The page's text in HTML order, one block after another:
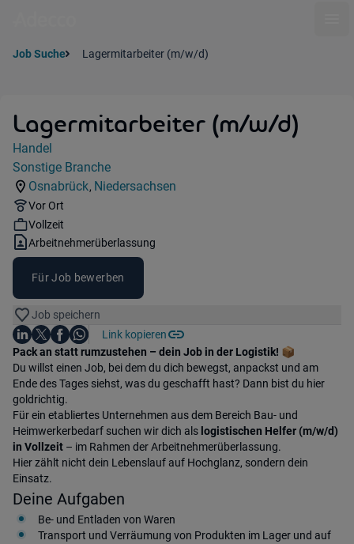
Job Suche Lagermitarbeiter (m/w/d)
Lagermitarbeiter (m/w/d)
Jobdetails
Kategorie:
Handel
Industry:
Sonstige Branche
Standorte:
Osnabrück,
Region:
Niedersachsen
Remote Option:
Vor Ort
Workhours:
Vollzeit
Vertragsart:
Arbeitnehmerüberlassung
Für Job bewerben
Job speichern
Teile diesen Job
Auf LinkedIn teilen
Auf X teilen
Auf Facebook teilen
Auf WhatsApp teilen
Link kopieren
Einleitung
Pack an statt rumzustehen – dein Job in der Logistik! 📦
Du willst einen Job, bei dem du dich bewegst, anpackst und am
Ende des Tages siehst, was du geschafft hast? Dann bist du hier
goldrichtig.
Für ein etabliertes Unternehmen aus dem Bereich Bau- und
Heimwerkerbedarf suchen wir dich als logistischen Helfer (m/w/d)
in Vollzeit – im Rahmen der Arbeitnehmerüberlassung.
Hier zählt nicht dein Lebenslauf auf Hochglanz, sondern dein
Einsatz.
Deine Aufgaben
Be- und Entladen von Waren
Transport und Verräumung von Produkten im Lager und auf